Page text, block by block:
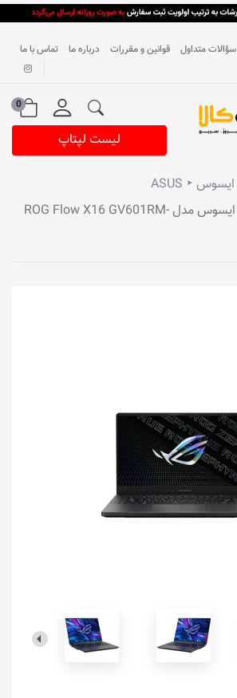
سؤالات متداول قوانین و مقررات درباره ما تماس با ما
0
لیست لپتاپ
ایسوس ‣ ASUS
لپ تاپ 16.0 اینچ ایسوس مدل ROG Flow X16 GV601RM-